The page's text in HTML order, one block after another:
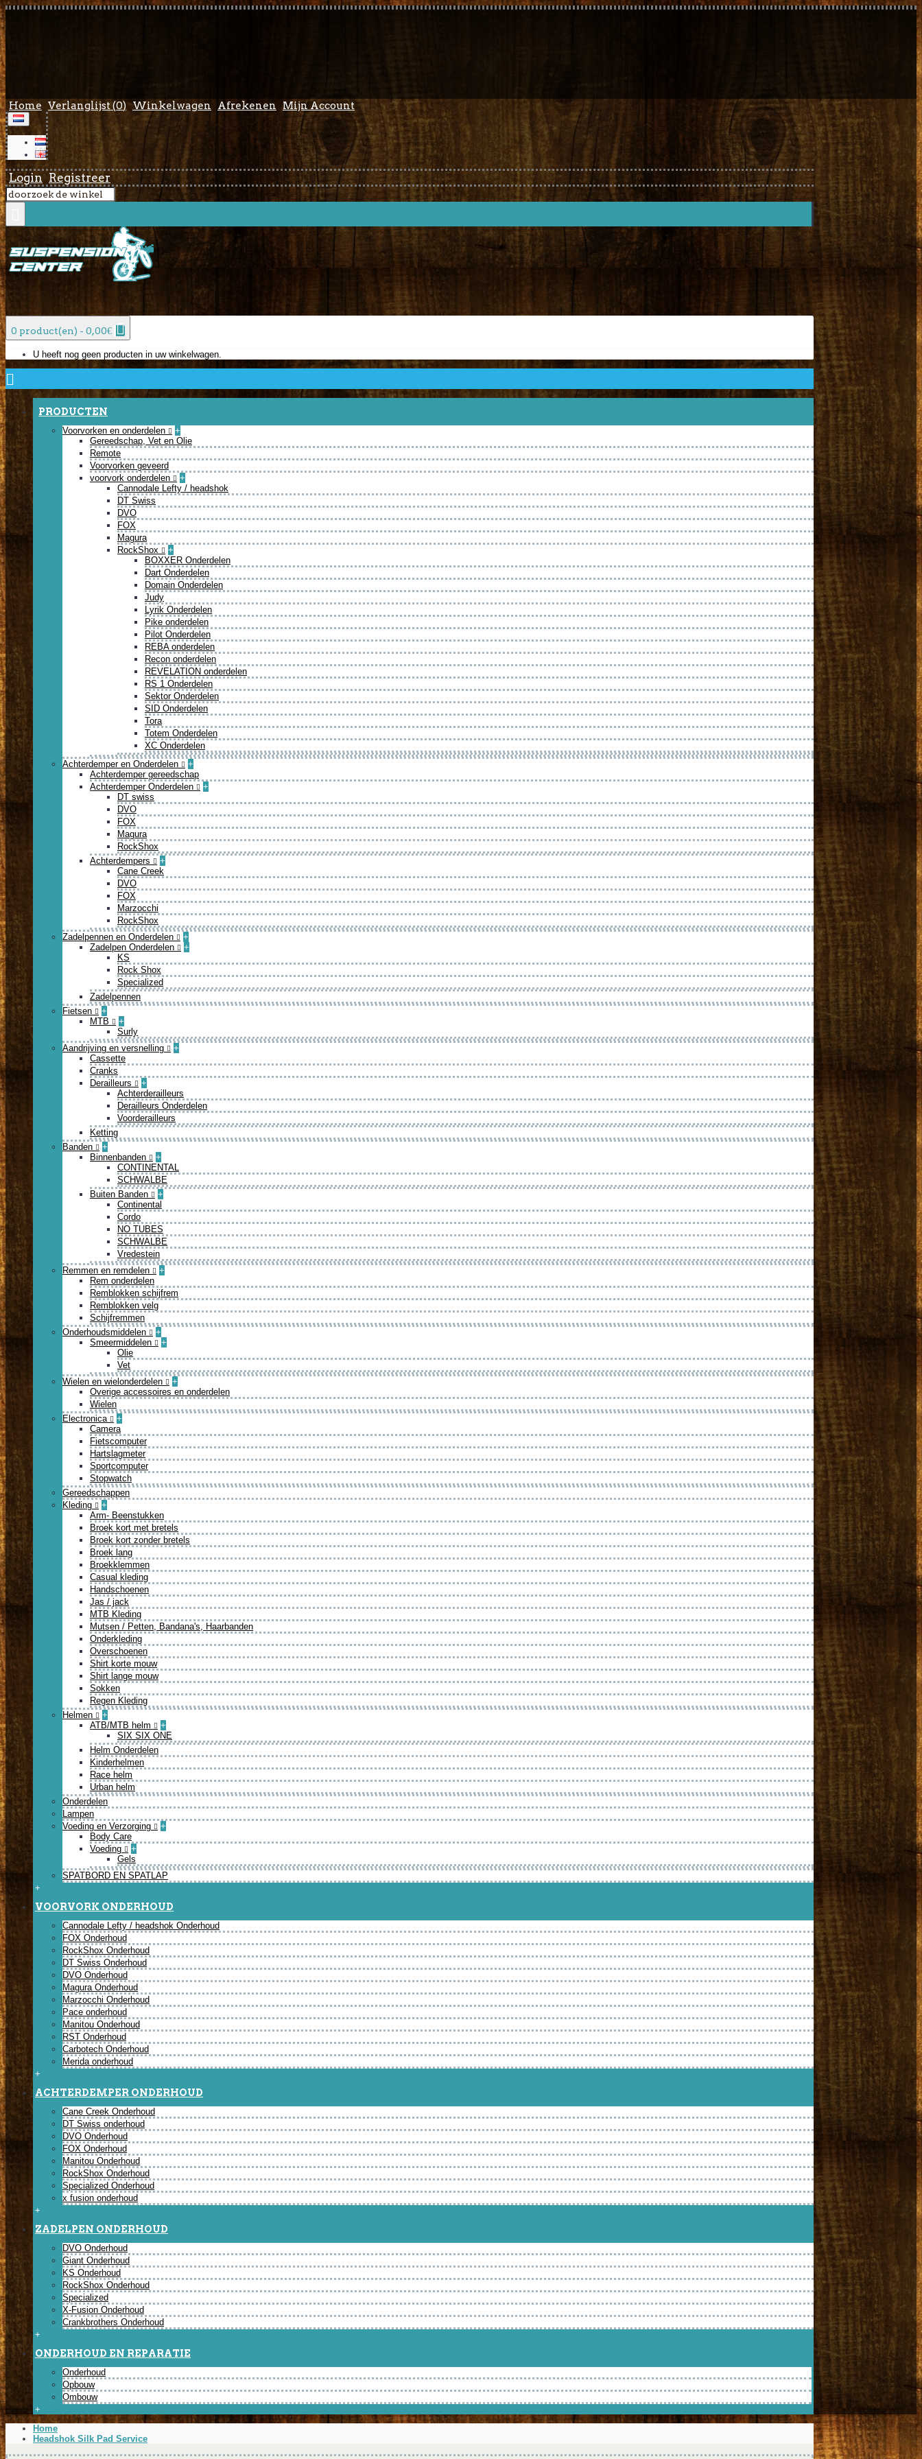
Home Verlanglijst (0) Winkelwagen Afrekenen Mijn Account
Login Registreer
0 product(en) - 0,00€
U heeft nog geen producten in uw winkelwagen.
PRODUCTEN
Voorvorken en onderdelen
+
Gereedschap, Vet en Olie
Remote
Voorvorken geveerd
voorvork onderdelen
+
Cannodale Lefty / headshok
DT Swiss
DVO
FOX
Magura
RockShox
+
BOXXER Onderdelen
Dart Onderdelen
Domain Onderdelen
Judy
Lyrik Onderdelen
Pike onderdelen
Pilot Onderdelen
REBA onderdelen
Recon onderdelen
REVELATION onderdelen
RS 1 Onderdelen
Sektor Onderdelen
SID Onderdelen
Tora
Totem Onderdelen
XC Onderdelen
Achterdemper en Onderdelen
+
Achterdemper gereedschap
Achterdemper Onderdelen
+
DT swiss
DVO
FOX
Magura
RockShox
Achterdempers
+
Cane Creek
DVO
FOX
Marzocchi
RockShox
Zadelpennen en Onderdelen
+
Zadelpen Onderdelen
+
KS
Rock Shox
Specialized
Zadelpennen
Fietsen
+
MTB
+
Surly
Aandrijving en versnelling
+
Cassette
Cranks
Derailleurs
+
Achterderailleurs
Derailleurs Onderdelen
Voorderailleurs
Ketting
Banden
+
Binnenbanden
+
CONTINENTAL
SCHWALBE
Buiten Banden
+
Continental
Cordo
NO TUBES
SCHWALBE
Vredestein
Remmen en remdelen
+
Rem onderdelen
Remblokken schijfrem
Remblokken velg
Schijfremmen
Onderhoudsmiddelen
+
Smeermiddelen
+
Olie
Vet
Wielen en wielonderdelen
+
Overige accessoires en onderdelen
Wielen
Electronica
+
Camera
Fietscomputer
Hartslagmeter
Sportcomputer
Stopwatch
Gereedschappen
Kleding
+
Arm- Beenstukken
Broek kort met bretels
Broek kort zonder bretels
Broek lang
Broekklemmen
Casual kleding
Handschoenen
Jas / jack
MTB Kleding
Mutsen / Petten, Bandana's, Haarbanden
Onderkleding
Overschoenen
Shirt korte mouw
Shirt lange mouw
Sokken
Regen Kleding
Helmen
+
ATB/MTB helm
+
SIX SIX ONE
Helm Onderdelen
Kinderhelmen
Race helm
Urban helm
Onderdelen
Lampen
Voeding en Verzorging
+
Body Care
Voeding
+
Gels
SPATBORD EN SPATLAP
+
VOORVORK ONDERHOUD
Cannodale Lefty / headshok Onderhoud
FOX Onderhoud
RockShox Onderhoud
DT Swiss Onderhoud
DVO Onderhoud
Magura Onderhoud
Marzocchi Onderhoud
Pace onderhoud
Manitou Onderhoud
RST Onderhoud
Carbotech Onderhoud
Merida onderhoud
+
ACHTERDEMPER ONDERHOUD
Cane Creek Onderhoud
DT Swiss onderhoud
DVO Onderhoud
FOX Onderhoud
Manitou Onderhoud
RockShox Onderhoud
Specialized Onderhoud
x fusion onderhoud
+
ZADELPEN ONDERHOUD
DVO Onderhoud
Giant Onderhoud
KS Onderhoud
RockShox Onderhoud
Specialized
X-Fusion Onderhoud
Crankbrothers Onderhoud
+
ONDERHOUD EN REPARATIE
Onderhoud
Opbouw
Ombouw
+
Home
Headshok Silk Pad Service